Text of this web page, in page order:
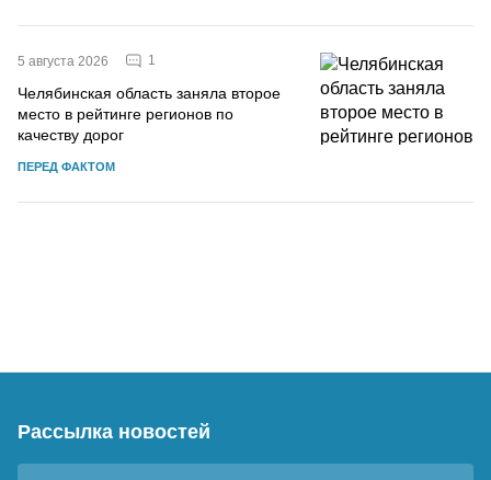
5 августа 2026 1
Челябинская область заняла второе
место в рейтинге регионов по
качеству дорог
ПЕРЕД ФАКТОМ
Рассылка новостей